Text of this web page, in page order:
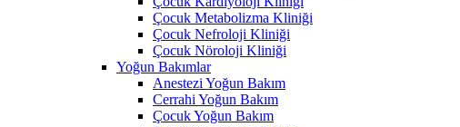
Çocuk Metabolizma Kliniği
Çocuk Nefroloji Kliniği
Çocuk Nöroloji Kliniği
Yoğun Bakımlar
Anestezi Yoğun Bakım
Cerrahi Yoğun Bakım
Çocuk Yoğun Bakım